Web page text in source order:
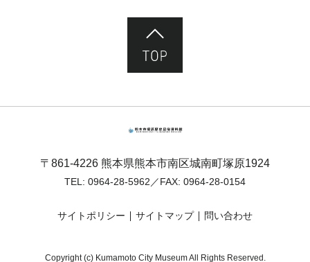
〒861-4226 熊本県熊本市南区城南町塚原1924
TEL: 0964-28-5962 ／FAX: 0964-28-0154
サイトポリシー サイトマップ 問い合わせ
Copyright (c) Kumamoto City Museum All Rights Reserved.